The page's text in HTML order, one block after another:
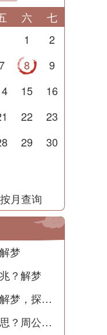
六
七
1
2
8
9
15
16
22
23
29
30
按月查询
梦
？解梦
探梦迷踪：解读道教解梦，探索梦境奥秘
梦到男亲戚是什么意思？周公解梦